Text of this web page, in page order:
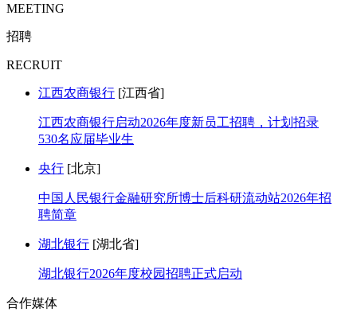
MEETING
招聘
RECRUIT
江西农商银行 [江西省]
江西农商银行启动2026年度新员工招聘，计划招录
530名应届毕业生
央行 [北京]
中国人民银行金融研究所博士后科研流动站2026年招
聘简章
湖北银行 [湖北省]
湖北银行2026年度校园招聘正式启动
合作媒体